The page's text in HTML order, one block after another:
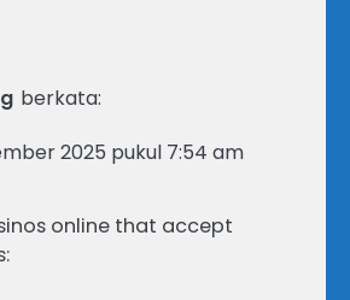
berkata:
2025 pukul 7:54 am
online that accept